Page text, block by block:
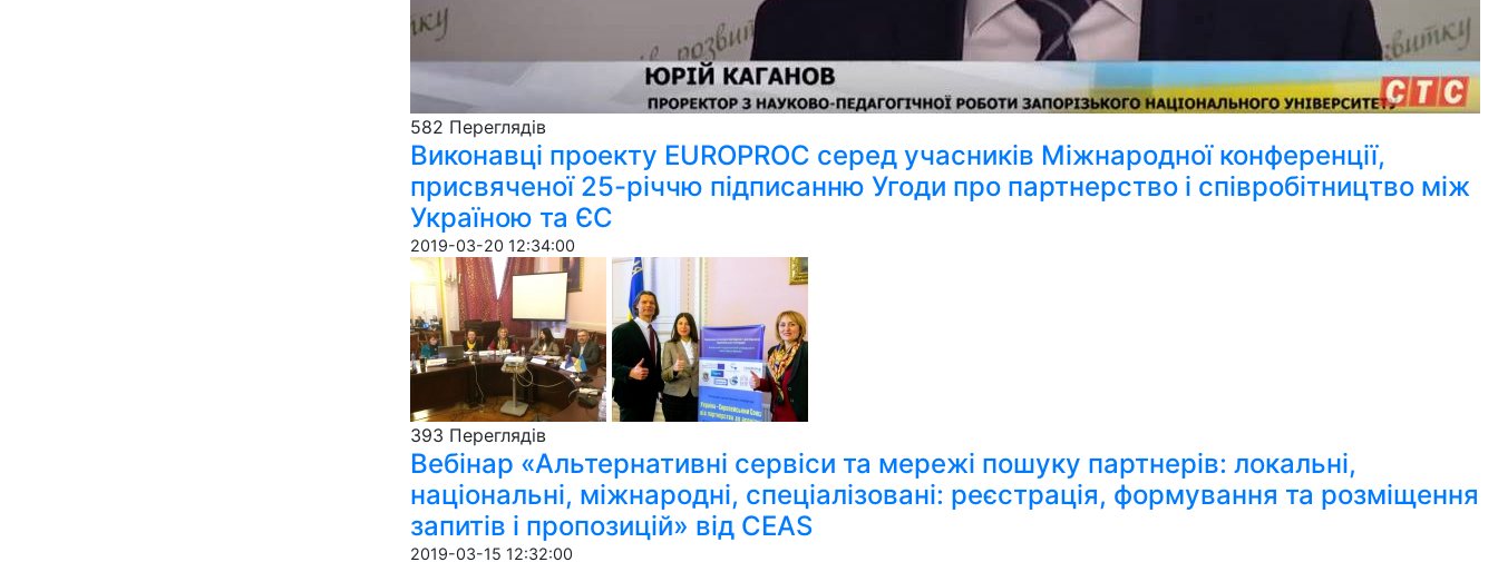
582 Пере­гля­дів
Виконавці проекту EUROPROC серед учасників Міжнародної конференції,
присвяченої 25-річчю підписанню Угоди про партнерство і співробітництво між
Україною та ЄС
2019-03-20 12:34:00
393 Пере­гля­дів
Вебінар «Альтернативні сервіси та мережі пошуку партнерів: локальні,
національні, міжнародні, спеціалізовані: реєстрація, формування та розміщення
запитів і пропозицій» від CEAS
2019-03-15 12:32:00